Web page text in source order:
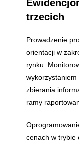
trzecich
Prowadzenie
orientacji w
rynku.
zbierania
ramy
cenach w trybie